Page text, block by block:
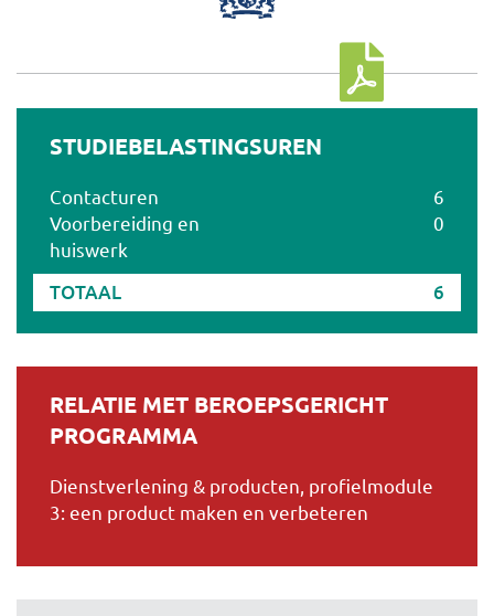
Download cursus
STUDIEBELASTINGSUREN
Contacturen
6
Voorbereiding en
huiswerk
0
TOTAAL 6
RELATIE MET BEROEPSGERICHT
PROGRAMMA
Dienstverlening & producten, profielmodule
3: een product maken en verbeteren